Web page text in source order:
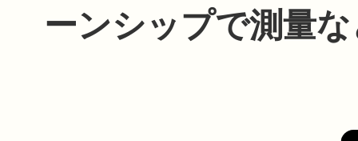
ーンシップで測量